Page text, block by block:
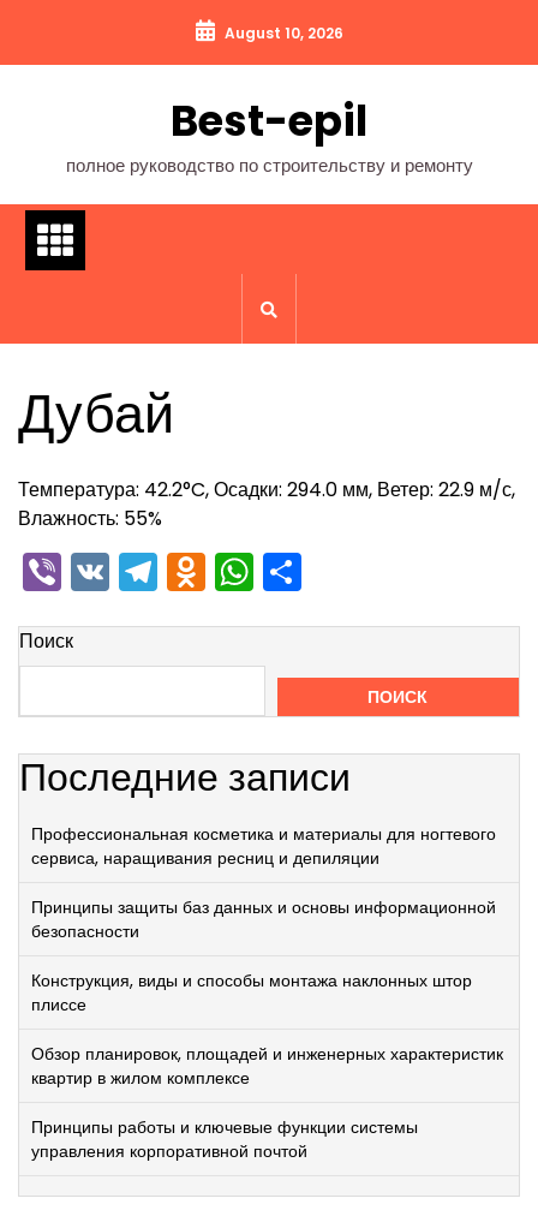
содержимому
August 10, 2026
Best-epil
полное руководство по строительству и ремонту
Дубай
Температура: 42.2°C, Осадки: 294.0 мм, Ветер: 22.9 м/с,
Влажность: 55%
Viber
VKTelegram
Odnoklassniki
WhatsApp
Поиск
ПОИСК
Последние записи
Профессиональная косметика и материалы для ногтевого
сервиса, наращивания ресниц и депиляции
Принципы защиты баз данных и основы информационной
безопасности
Конструкция, виды и способы монтажа наклонных штор
плиссе
Обзор планировок, площадей и инженерных характеристик
квартир в жилом комплексе
Принципы работы и ключевые функции системы
управления корпоративной почтой